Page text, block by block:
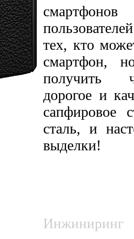
тех, кто
смартфон,
получить
дорогое и
сапфировое
сталь, и
выделки!
Инжиниринг